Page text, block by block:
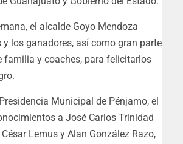
el alcalde Goyo Mendoza
los ganadores, así como gran parte
familia y coaches, para felicitarlos
Municipal de Pénjamo, el
a José Carlos Trinidad
Lemus y Alan González Razo,